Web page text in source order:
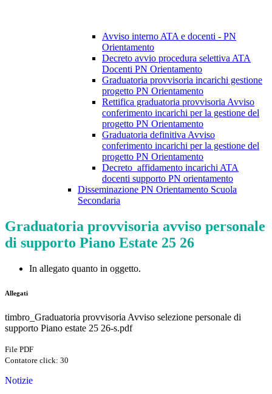
Avviso interno ATA e docenti - PN
Orientamento
Decreto avvio procedura selettiva ATA
Docenti PN Orientamento
Graduatoria provvisoria incarichi gestione
progetto PN Orientamento
Rettifica graduatoria provvisoria Avviso
conferimento incarichi per la gestione del
progetto PN Orientamento
Graduatoria definitiva Avviso
conferimento incarichi per la gestione del
progetto PN Orientamento
Decreto_affidamento incarichi ATA
docenti supporto PN orientamento
Disseminazione PN Orientamento Scuola
Secondaria
Graduatoria provvisoria avviso personale
di supporto Piano Estate 25 26
In allegato quanto in oggetto.
Allegati
timbro_Graduatoria provvisoria Avviso selezione personale di
supporto Piano estate 25 26-s.pdf
File PDF
Contatore click: 30
Notizie